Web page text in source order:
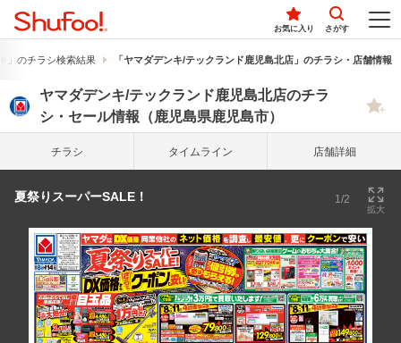
お気に入り さがす
」のチラシ検索結果 「ヤマダデンキ/テックランド鹿児島北店」のチラシ・店舗情報
ヤマダデンキ/テックランド鹿児島北店のチラ
シ・セール情報（鹿児島県鹿児島市）
チラシ タイム ライン 店舗詳細
夏祭りスーパーSALE！ 1/2
拡大